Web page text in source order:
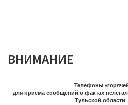
ВНИМАНИЕ
Телефоны
для приема сообщений о фактах
Тульской области